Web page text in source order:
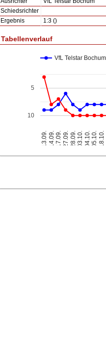
Schiedsrichter
Ergebnis
1:3 ()
Tabellenverlauf
VfL Telstar Bochum
13.09.14.09.17.09.27.09.28.09.03.10.04.10.05.10.18.10.
5
10